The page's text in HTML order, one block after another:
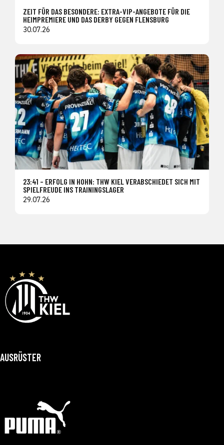
ZEIT FÜR DAS BESONDERE: EXTRA-VIP-ANGEBOTE FÜR DIE
HEIMPREMIERE UND DAS DERBY GEGEN FLENSBURG
30.07.26
23:41 – ERFOLG IN HOHN: THW KIEL VERABSCHIEDET SICH MIT
SPIELFREUDE INS TRAININGSLAGER
29.07.26
AUSRÜSTER